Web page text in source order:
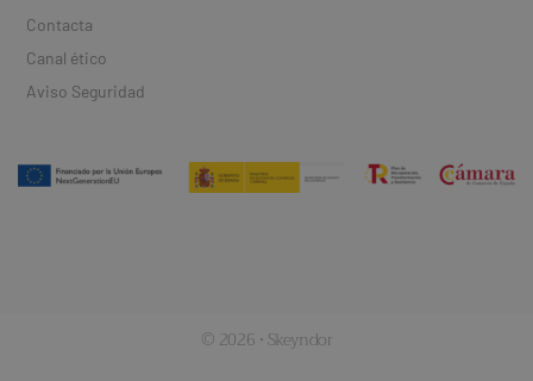
Contacta
Canal ético
Aviso Seguridad
© 2026 · Skeyndor